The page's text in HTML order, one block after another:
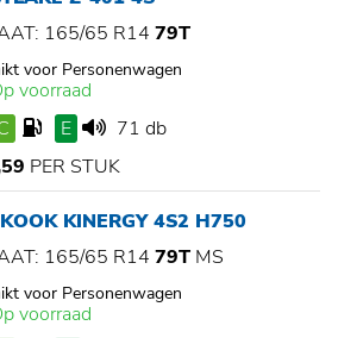
165/65 R14 79T
voor Personenwagen
voorraad
E
71 db
PER STUK
KINERGY 4S2 H750
165/65 R14 79T MS
voor Personenwagen
voorraad